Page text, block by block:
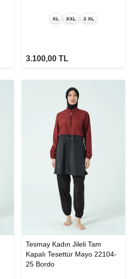
XL XXL 3 XL
3.100,00 TL
Tesmay Kadın Jileli Tam
Kapalı Tesettür Mayo 22104-
25 Bordo